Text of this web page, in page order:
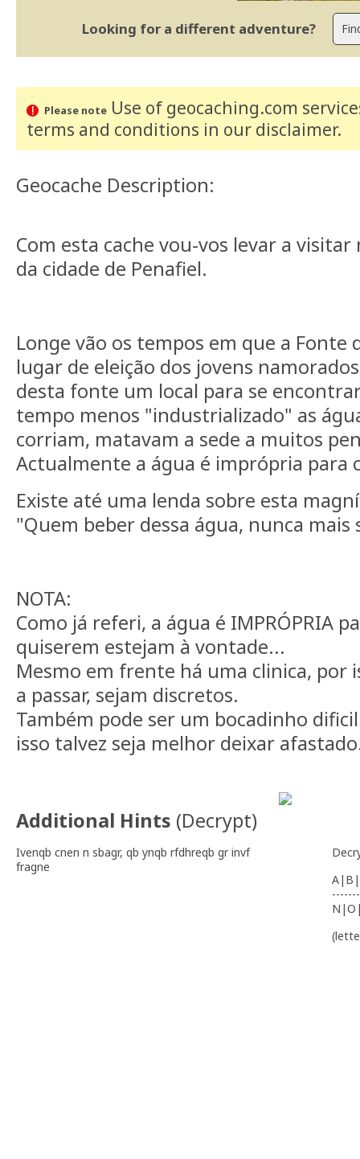
Looking for a different adventure?
Please noteUse of geocaching.com
terms and conditions in our disclaimer.
Geocache Description:
Com esta cache vou-vos levar a
da cidade de Penafiel.
Longe vão os tempos em que a Fonte
lugar de eleição dos jovens
desta fonte um local para se
tempo menos "industrializado" as
corriam, matavam a sede a muitos
Actualmente a água é imprópria para
Existe até uma lenda sobre esta
"Quem beber dessa água, nunca mais
NOTA:
Como já referi, a água é IMPRÓPRIA
quiserem estejam à vontade...
Mesmo em frente há uma clinica, por
a passar, sejam discretos.
Também pode ser um bocadinho
isso talvez seja melhor deixar
Additional Hints (Decrypt)
Ivenqb cnen n sbagr, qb ynqb rfdhreqb gr invf
fragne